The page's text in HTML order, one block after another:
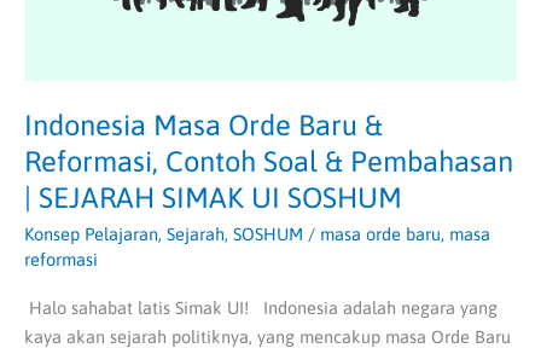
Indonesia Masa Orde Baru &
Reformasi, Contoh Soal & Pembahasan
| SEJARAH SIMAK UI SOSHUM
Konsep Pelajaran, Sejarah, SOSHUM / masa orde baru, masa
reformasi
Halo sahabat latis Simak UI! Indonesia adalah negara yang
kaya akan sejarah politiknya, yang mencakup masa Orde Baru
SEJARAH
SIMAK
UI
SOSHUM